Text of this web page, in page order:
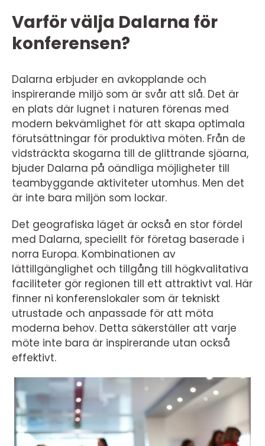
Varför välja Dalarna för
konferensen?
Dalarna erbjuder en avkopplande och
inspirerande miljö som är svår att slå. Det är
en plats där lugnet i naturen förenas med
modern bekvämlighet för att skapa optimala
förutsättningar för produktiva möten. Från de
vidsträckta skogarna till de glittrande sjöarna,
bjuder Dalarna på oändliga möjligheter till
teambyggande aktiviteter utomhus. Men det
är inte bara miljön som lockar.
Det geografiska läget är också en stor fördel
med Dalarna, speciellt för företag baserade i
norra Europa. Kombinationen av
lättillgänglighet och tillgång till högkvalitativa
faciliteter gör regionen till ett attraktivt val. Här
finner ni konferenslokaler som är tekniskt
utrustade och anpassade för att möta
moderna behov. Detta säkerställer att varje
möte inte bara är inspirerande utan också
effektivt.